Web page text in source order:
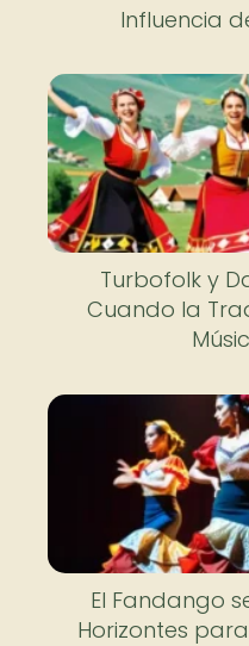
Influencia
Turbofolk y
Cuando la
El Fandango
Horizontes